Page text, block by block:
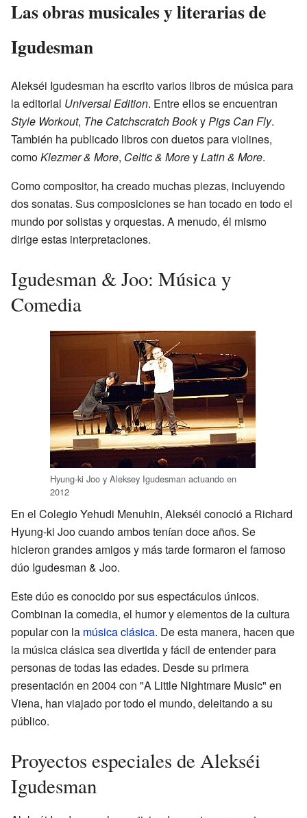
Las obras musicales y literarias de
Igudesman
Alekséi Igudesman ha escrito varios libros de música para
la editorial Universal Edition. Entre ellos se encuentran
Style Workout, The Catchscratch BookyPigs Can Fly.
También ha publicado libros con duetos para violines,
comoKlezmer & More, Celtic & MoreyLatin & More.
Como compositor, ha creado muchas piezas, incluyendo
dos sonatas. Sus composiciones se han tocado en todo el
mundo por solistas y orquestas. A menudo, él mismo
dirige estas interpretaciones.
Igudesman & Joo: Música y
Comedia
Hyung-ki Joo y Aleksey Igudesman actuando en
2012
En el Colegio Yehudi Menuhin, Alekséi conoció a Richard
Hyung-ki Joo cuando ambos tenían doce años. Se
hicieron grandes amigos y más tarde formaron el famoso
dúo Igudesman & Joo.
Este dúo es conocido por sus espectáculos únicos.
Combinan la comedia, el humor y elementos de la cultura
popular con la música clásica. De esta manera, hacen que
la música clásica sea divertida y fácil de entender para
personas de todas las edades. Desde su primera
presentación en 2004 con "A Little Nightmare Music" en
Viena, han viajado por todo el mundo, deleitando a su
público.
Proyectos especiales de Alekséi
Igudesman